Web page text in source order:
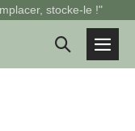
stocke-le !"
Basculer
la